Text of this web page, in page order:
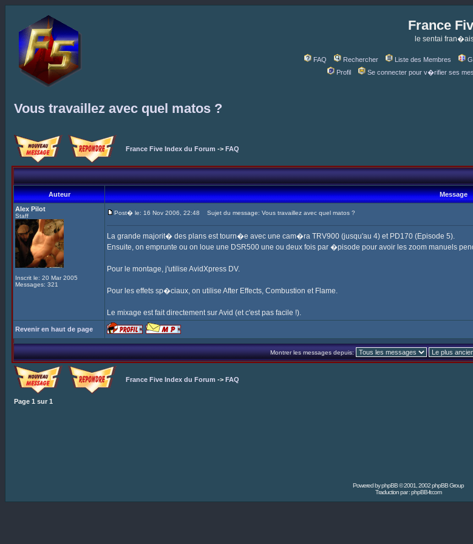
France
le sentai
FAQ Rechercher Liste des Membres
Profil
Se connecter pour v�rifier ses
Vous travaillez avec quel matos ?
France Five Index du Forum -> FAQ
Auteur
Message
Alex Pilot
Staff
Inscrit le: 20 Mar 2005
Messages: 321
Post� le: 16 Nov 2006, 22:48 Sujet du message: Vous travaillez avec quel matos ?
La grande majorit� des plans est tourn�e avec une cam�ra TRV900 (jusqu'au 4) et PD170 (Episode 5).
Ensuite, on emprunte ou on loue une DSR500 une ou deux fois par �pisode pour avoir les zoom manuels
Pour le montage, j'utilise AvidXpress DV.
Pour les effets sp�ciaux, on utilise After Effects, Combustion et Flame.
Le mixage est fait directement sur Avid (et c'est pas facile !).
Revenir en haut de page
Montrer les messages depuis:
France Five Index du Forum -> FAQ
Page 1 sur 1
Powered byphpBB© 2001, 2002 phpBB Group
Traduction par :phpBB-fr.com